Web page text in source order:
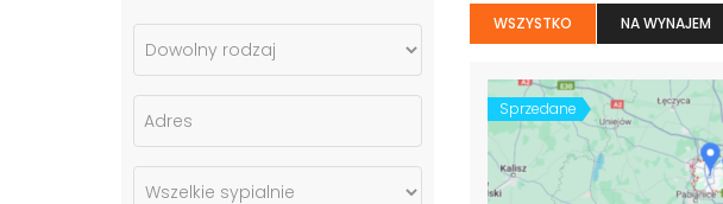
WSZYSTKO NA WYNAJEM
Sprzedane